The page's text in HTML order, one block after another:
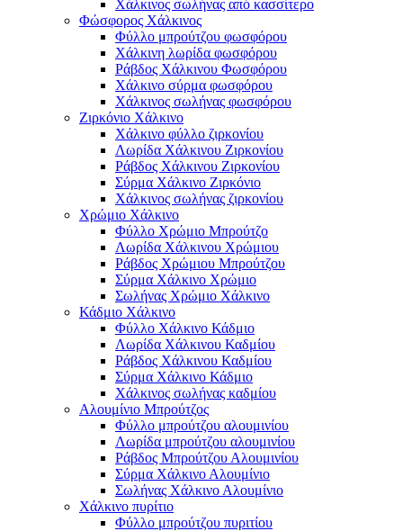
Χάλκινος σωλήνας από κασσίτερο
Φώσφορος Χάλκινος
Φύλλο μπρούτζου φωσφόρου
Χάλκινη λωρίδα φωσφόρου
Ράβδος Χάλκινου Φωσφόρου
Χάλκινο σύρμα φωσφόρου
Χάλκινος σωλήνας φωσφόρου
Ζιρκόνιο Χάλκινο
Χάλκινο φύλλο ζιρκονίου
Λωρίδα Χάλκινου Ζιρκονίου
Ράβδος Χάλκινου Ζιρκονίου
Σύρμα Χάλκινο Ζιρκόνιο
Χάλκινος σωλήνας ζιρκονίου
Χρώμιο Χάλκινο
Φύλλο Χρώμιο Μπρούτζο
Λωρίδα Χάλκινου Χρώμιου
Ράβδος Χρώμιου Μπρούτζου
Σύρμα Χάλκινο Χρώμιο
Σωλήνας Χρώμιο Χάλκινο
Κάδμιο Χάλκινο
Φύλλο Χάλκινο Κάδμιο
Λωρίδα Χάλκινου Καδμίου
Ράβδος Χάλκινου Καδμίου
Σύρμα Χάλκινο Κάδμιο
Χάλκινος σωλήνας καδμίου
Αλουμίνιο Μπρούτζος
Φύλλο μπρούτζου αλουμινίου
Λωρίδα μπρούτζου αλουμινίου
Ράβδος Μπρούτζου Αλουμινίου
Σύρμα Χάλκινο Αλουμίνιο
Σωλήνας Χάλκινο Αλουμίνιο
Χάλκινο πυρίτιο
Φύλλο μπρούτζου πυριτίου